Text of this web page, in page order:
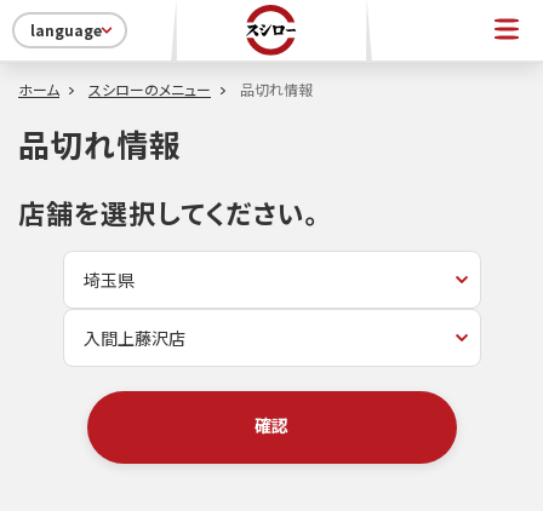
language
ホーム スシローのメニュー 品切れ情報
品切れ情報
店舗を選択してください。
確認